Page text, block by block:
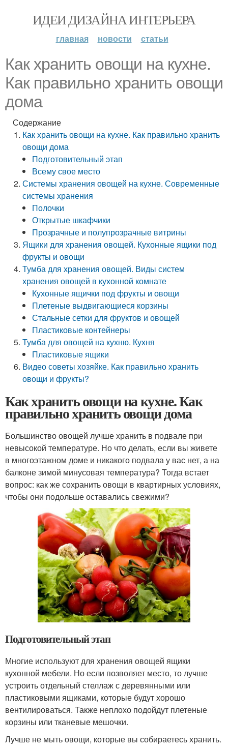
ИДЕИ ДИЗАЙНА ИНТЕРЬЕРА
главная новости статьи
Как хранить овощи на кухне.
Как правильно хранить овощи
дома
Содержание
Как хранить овощи на кухне. Как правильно хранить
овощи дома
Подготовительный этап
Всему свое место
Системы хранения овощей на кухне. Современные
системы хранения
Полочки
Открытые шкафчики
Прозрачные и полупрозрачные витрины
Ящики для хранения овощей. Кухонные ящики под
фрукты и овощи
Тумба для хранения овощей. Виды систем
хранения овощей в кухонной комнате
Кухонные ящички под фрукты и овощи
Плетеные выдвигающиеся корзины
Стальные сетки для фруктов и овощей
Пластиковые контейнеры
Тумба для овощей на кухню. Кухня
Пластиковые ящики
Видео советы хозяйке. Как правильно хранить
овощи и фрукты?
Как хранить овощи на кухне. Как
правильно хранить овощи дома
Большинство овощей лучше хранить в подвале при
невысокой температуре. Но что делать, если вы живете
в многоэтажном доме и никакого подвала у вас нет, а на
балконе зимой минусовая температура? Тогда встает
вопрос: как же сохранить овощи в квартирных условиях,
чтобы они подольше оставались свежими?
Подготовительный этап
Многие используют для хранения овощей ящики
кухонной мебели. Но если позволяет место, то лучше
устроить отдельный стеллаж с деревянными или
пластиковыми ящиками, которые будут хорошо
вентилироваться. Также неплохо подойдут плетеные
корзины или тканевые мешочки.
Лучше не мыть овощи, которые вы собираетесь хранить.